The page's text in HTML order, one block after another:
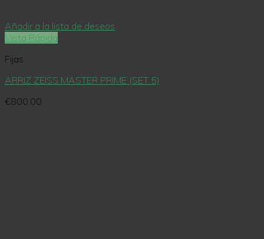
Añadir a la lista de deseos
Vista Rápida
Fijas
ARRIZ ZEISS MASTER PRIME (SET 5)
€800.00